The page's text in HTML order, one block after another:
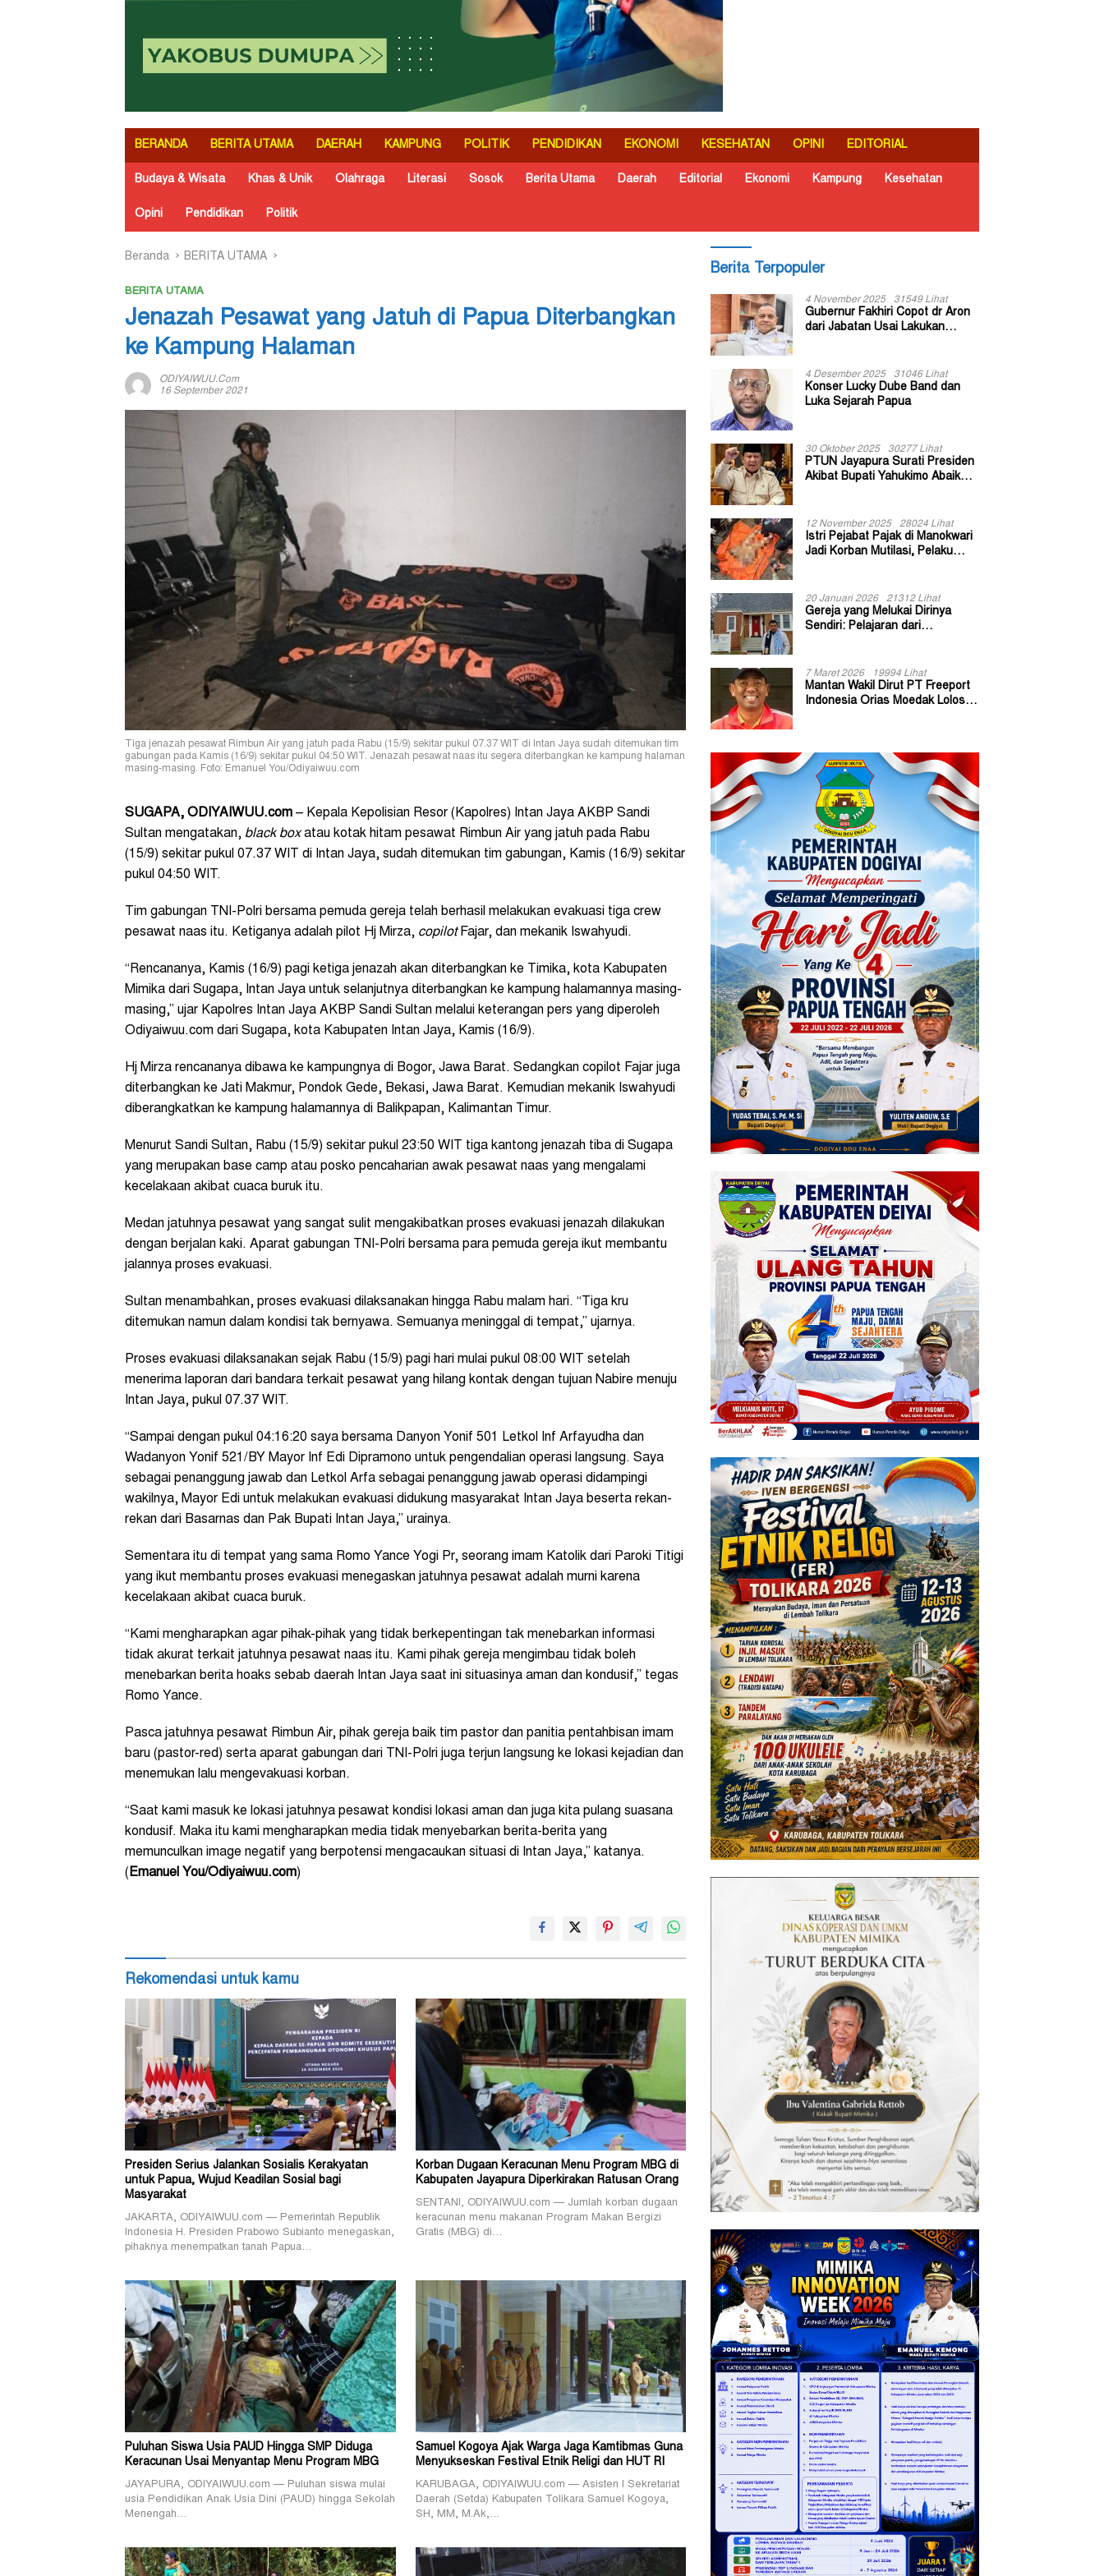
BERANDA BERITA UTAMA DAERAH KAMPUNG POLITIK PENDIDIKAN EKONOMI KESEHATAN OPINI EDITORIAL
Budaya & Wisata Khas & Unik Olahraga Literasi Sosok Berita Utama Daerah Editorial Ekonomi Kampung Kesehatan
Opini Pendidikan Politik
Beranda BERITA UTAMA
BERITA UTAMA
Jenazah Pesawat yang Jatuh di Papua Diterbangkan
ke Kampung Halaman
ODIYAIWUU.com
16 September 2021
Tiga jenazah pesawat Rimbun Air yang jatuh pada Rabu (15/9) sekitar pukul 07.37 WIT di Intan Jaya sudah ditemukan tim
gabungan pada Kamis (16/9) sekitar pukul 04:50 WIT. Jenazah pesawat naas itu segera diterbangkan ke kampung halaman
masing-masing. Foto: Emanuel You/Odiyaiwuu.com
SUGAPA, ODIYAIWUU.com – Kepala Kepolisian Resor (Kapolres) Intan Jaya AKBP Sandi
Sultan mengatakan, black boxatau kotak hitam pesawat Rimbun Air yang jatuh pada Rabu
(15/9) sekitar pukul 07.37 WIT di Intan Jaya, sudah ditemukan tim gabungan, Kamis (16/9) sekitar
pukul 04:50 WIT.
Tim gabungan TNI-Polri bersama pemuda gereja telah berhasil melakukan evakuasi tiga crew
pesawat naas itu. Ketiganya adalah pilot Hj Mirza, copilotFajar, dan mekanik Iswahyudi.
“Rencananya, Kamis (16/9) pagi ketiga jenazah akan diterbangkan ke Timika, kota Kabupaten
Mimika dari Sugapa, Intan Jaya untuk selanjutnya diterbangkan ke kampung halamannya masing-
masing,” ujar Kapolres Intan Jaya AKBP Sandi Sultan melalui keterangan pers yang diperoleh
Odiyaiwuu.com dari Sugapa, kota Kabupaten Intan Jaya, Kamis (16/9).
Hj Mirza rencananya dibawa ke kampungnya di Bogor, Jawa Barat. Sedangkan copilot Fajar juga
diterbangkan ke Jati Makmur, Pondok Gede, Bekasi, Jawa Barat. Kemudian mekanik Iswahyudi
diberangkatkan ke kampung halamannya di Balikpapan, Kalimantan Timur.
Menurut Sandi Sultan, Rabu (15/9) sekitar pukul 23:50 WIT tiga kantong jenazah tiba di Sugapa
yang merupakan base camp atau posko pencaharian awak pesawat naas yang mengalami
kecelakaan akibat cuaca buruk itu.
Medan jatuhnya pesawat yang sangat sulit mengakibatkan proses evakuasi jenazah dilakukan
dengan berjalan kaki. Aparat gabungan TNI-Polri bersama para pemuda gereja ikut membantu
jalannya proses evakuasi.
Sultan menambahkan, proses evakuasi dilaksanakan hingga Rabu malam hari. “Tiga kru
ditemukan namun dalam kondisi tak bernyawa. Semuanya meninggal di tempat,” ujarnya.
Proses evakuasi dilaksanakan sejak Rabu (15/9) pagi hari mulai pukul 08:00 WIT setelah
menerima laporan dari bandara terkait pesawat yang hilang kontak dengan tujuan Nabire menuju
Intan Jaya, pukul 07.37 WIT.
“Sampai dengan pukul 04:16:20 saya bersama Danyon Yonif 501 Letkol Inf Arfayudha dan
Wadanyon Yonif 521/BY Mayor Inf Edi Dipramono untuk pengendalian operasi langsung. Saya
sebagai penanggung jawab dan Letkol Arfa sebagai penanggung jawab operasi didampingi
wakilnya, Mayor Edi untuk melakukan evakuasi didukung masyarakat Intan Jaya beserta rekan-
rekan dari Basarnas dan Pak Bupati Intan Jaya,” urainya.
Sementara itu di tempat yang sama Romo Yance Yogi Pr, seorang imam Katolik dari Paroki Titigi
yang ikut membantu proses evakuasi menegaskan jatuhnya pesawat adalah murni karena
kecelakaan akibat cuaca buruk.
“Kami mengharapkan agar pihak-pihak yang tidak berkepentingan tak menebarkan informasi
tidak akurat terkait jatuhnya pesawat naas itu. Kami pihak gereja mengimbau tidak boleh
menebarkan berita hoaks sebab daerah Intan Jaya saat ini situasinya aman dan kondusif,” tegas
Romo Yance.
Pasca jatuhnya pesawat Rimbun Air, pihak gereja baik tim pastor dan panitia pentahbisan imam
baru (pastor-red) serta aparat gabungan dari TNI-Polri juga terjun langsung ke lokasi kejadian dan
menemukan lalu mengevakuasi korban.
“Saat kami masuk ke lokasi jatuhnya pesawat kondisi lokasi aman dan juga kita pulang suasana
kondusif. Maka itu kami mengharapkan media tidak menyebarkan berita-berita yang
memunculkan image negatif yang berpotensi mengacaukan situasi di Intan Jaya,” katanya.
( Emanuel You/Odiyaiwuu.com)
Rekomendasi untuk kamu
Presiden Serius Jalankan Sosialis Kerakyatan
untuk Papua, Wujud Keadilan Sosial bagi
Masyarakat
JAKARTA, ODIYAIWUU.com — Pemerintah Republik
Indonesia H. Presiden Prabowo Subianto menegaskan,
pihaknya menempatkan tanah Papua…
Korban Dugaan Keracunan Menu Program MBG di
Kabupaten Jayapura Diperkirakan Ratusan Orang
SENTANI, ODIYAIWUU.com — Jumlah korban dugaan
keracunan menu makanan Program Makan Bergizi
Gratis (MBG) di…
Puluhan Siswa Usia PAUD Hingga SMP Diduga
Keracunan Usai Menyantap Menu Program MBG
JAYAPURA, ODIYAIWUU.com — Puluhan siswa mulai
usia Pendidikan Anak Usia Dini (PAUD) hingga Sekolah
Menengah…
Samuel Kogoya Ajak Warga Jaga Kamtibmas Guna
Menyukseskan Festival Etnik Religi dan HUT RI
KARUBAGA, ODIYAIWUU.com — Asisten I Sekretariat
Daerah (Setda) Kabupaten Tolikara Samuel Kogoya,
SH, MM, M.Ak,…
Berita Terpopuler
4 November 2025 31549 Lihat
Gubernur Fakhiri Copot dr Aron
dari Jabatan Usai Lakukan
4 Desember 2025 31046 Lihat
Konser Lucky Dube Band dan
Luka Sejarah Papua
30 Oktober 2025 30277 Lihat
PTUN Jayapura Surati Presiden
Akibat Bupati Yahukimo Abaikan
12 November 2025 28024 Lihat
Istri Pejabat Pajak di Manokwari
Jadi Korban Mutilasi, Pelaku
20 Januari 2026 21312 Lihat
Gereja yang Melukai Dirinya
Sendiri: Pelajaran dari
7 Maret 2026 19994 Lihat
Mantan Wakil Dirut PT Freeport
Indonesia Orias Moedak Lolos